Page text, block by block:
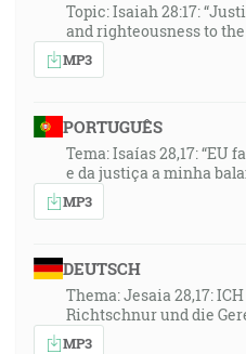
Topic: Isaiah 28:17:
and righteousness to
MP3
PORTUGUÊS
Tema: Isaías 28,17: “EU
e da justiça a minha
MP3
DEUTSCH
Thema: Jesaia 28,17:
Richtschnur und die
MP3